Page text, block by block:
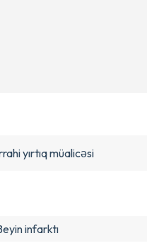
yırtıq müalicəsi
infarktı